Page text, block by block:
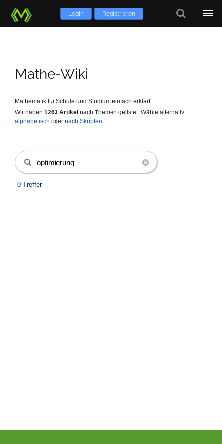
Login Registrieren
Mathe-Wiki
Mathematik für Schule und Studium einfach erklärt.
Wir haben 1263 Artikel nach Themen gelistet. Wähle alternativ
alphabetisch oder nach Skripten.
0 Treffer